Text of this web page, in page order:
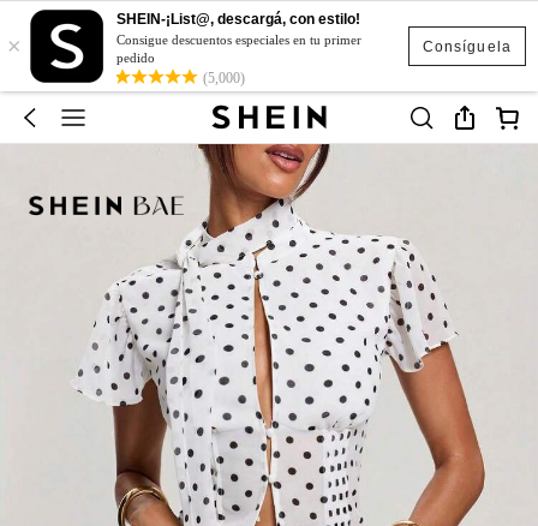
Consíguela
×
SHEIN-¡List@, descargá, con estilo!
Consigue descuentos especiales en tu primer
pedido
(5,000)